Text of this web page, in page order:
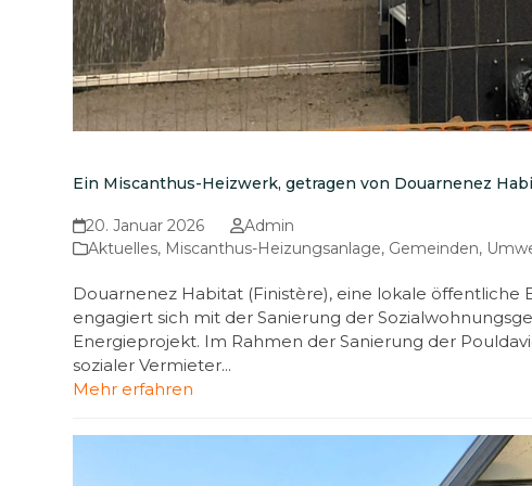
Ein Miscanthus-Heizwerk, getragen von Douarnenez
20. Januar 2026
Admin
Aktuelles, Miscanthus-Heizungsanlage, Gemeinden,
Douarnenez Habitat (Finistère), eine lokale
engagiert sich mit der Sanierung der
Energieprojekt. Im Rahmen der Sanierung der
sozialer Vermieter...
Mehr erfahren